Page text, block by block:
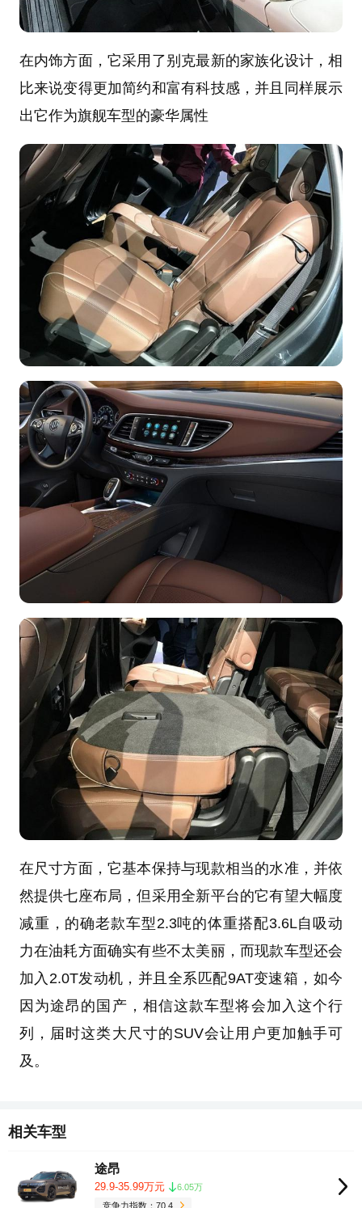
在内饰方面，它采用了别克最新的家族化设计，相
比来说变得更加简约和富有科技感，并且同样展示
出它作为旗舰车型的豪华属性
在尺寸方面，它基本保持与现款相当的水准，并依
然提供七座布局，但采用全新平台的它有望大幅度
减重，的确老款车型2.3吨的体重搭配3.6L自吸动
力在油耗方面确实有些不太美丽，而现款车型还会
加入2.0T发动机，并且全系匹配9AT变速箱，如今
因为途昂的国产，相信这款车型将会加入这个行
列，届时这类大尺寸的SUV会让用户更加触手可
及。
相关车型
途昂
29.9-35.99万元
6.05万
竞争力指数：70.4